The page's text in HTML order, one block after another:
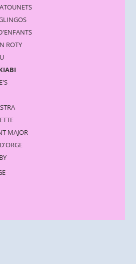
ROTY
MAJOR